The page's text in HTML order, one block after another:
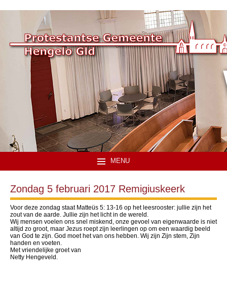
MENU
Zondag 5 februari 2017 Remigiuskeerk
Voor deze zondag staat Matteüs 5: 13-16 op het leesrooster: jullie zijn het
zout van de aarde. Jullie zijn het licht in de wereld.
Wij mensen voelen ons snel miskend, onze gevoel van eigenwaarde is niet
altijd zo groot, maar Jezus roept zijn leerlingen op om een waardig beeld
van God te zijn. God moet het van ons hebben. Wij zijn Zijn stem, Zijn
handen en voeten.
Met vriendelijke groet van
Netty Hengeveld.